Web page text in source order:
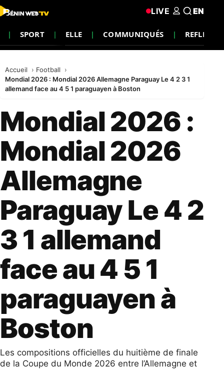
SPORT ELLE COMMUNIQUÉS
LIVE EN
Accueil
Football
Mondial 2026 : Mondial 2026 Allemagne Paraguay Le 4 2 3 1
allemand face au 4 5 1 paraguayen à Boston
Mondial 2026 :
Mondial 2026
Allemagne
Paraguay Le 4 2
3 1 allemand
face au 4 5 1
paraguayen à
Boston
Les compositions officielles du huitième de finale
de la Coupe du Monde 2026 entre l’Allemagne et